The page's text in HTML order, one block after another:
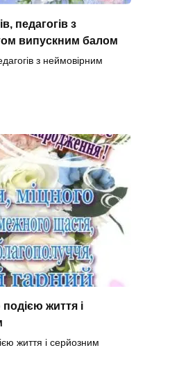
педагогів з
випускним балом
з неймовірним
життя і
життя і серйозним